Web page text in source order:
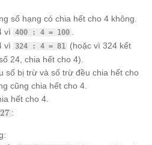
số hạng có chia hết cho 4 không.
vì 400 : 4 = 100
vì 324 : 4 = 81 (hoặc vì 324 kết
24, chia hết cho 4).
số bị trừ và số trừ đều chia hết cho
cũng chia hết cho 4.
hết cho 4.
27 :